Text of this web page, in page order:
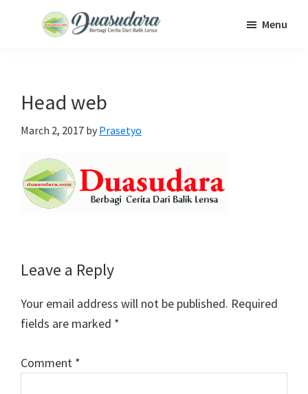
Balik
Lensa
Menu
Head web
March 2, 2017 by Prasetyo
Reader
Interactions
Leave a Reply
Your email address will not be published. Required
fields are marked *
Comment *